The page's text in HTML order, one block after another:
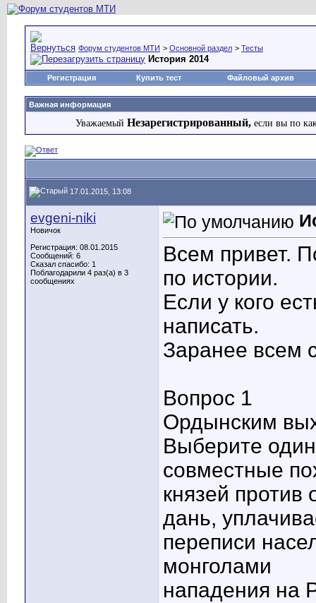
Форум студентов МТИ > Основной раздел > Тесты
История 2014
Регистрация Купить тест Файловый архив
Важная информация
Уважаемый Незарегистрированный, если вы по
17.01.2015, 13:08
evgeni-niki
Новичок
Регистрация: 08.01.2015
Сообщений: 6
Сказал спасибо: 1
Поблагодарили 4 раз(а) в 3
сообщениях
Всем привет.
по истории.
Если у кого
написать.
Заранее всем
Вопрос 1
Ордынским
Выберите
совместные
князей
дань,
переписи
монголами
нападения на